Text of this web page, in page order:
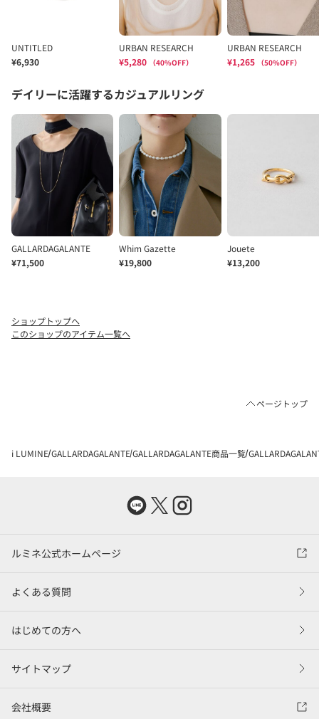
ショップトップへ
このショップのアイテム一覧へ
ページトップ
i LUMINE GALLARDAGALANTE GALLARDAGALANTE商品一覧
ルミネ公式ホームページ
よくある質問
はじめての方へ
サイトマップ
会社概要